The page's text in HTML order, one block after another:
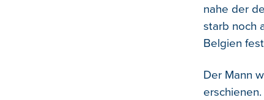
nahe der
starb noch
Belgien
Der Mann